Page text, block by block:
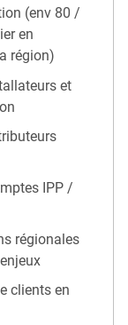
(env 80 /
en
région)
et
IPP /
régionales
clients en